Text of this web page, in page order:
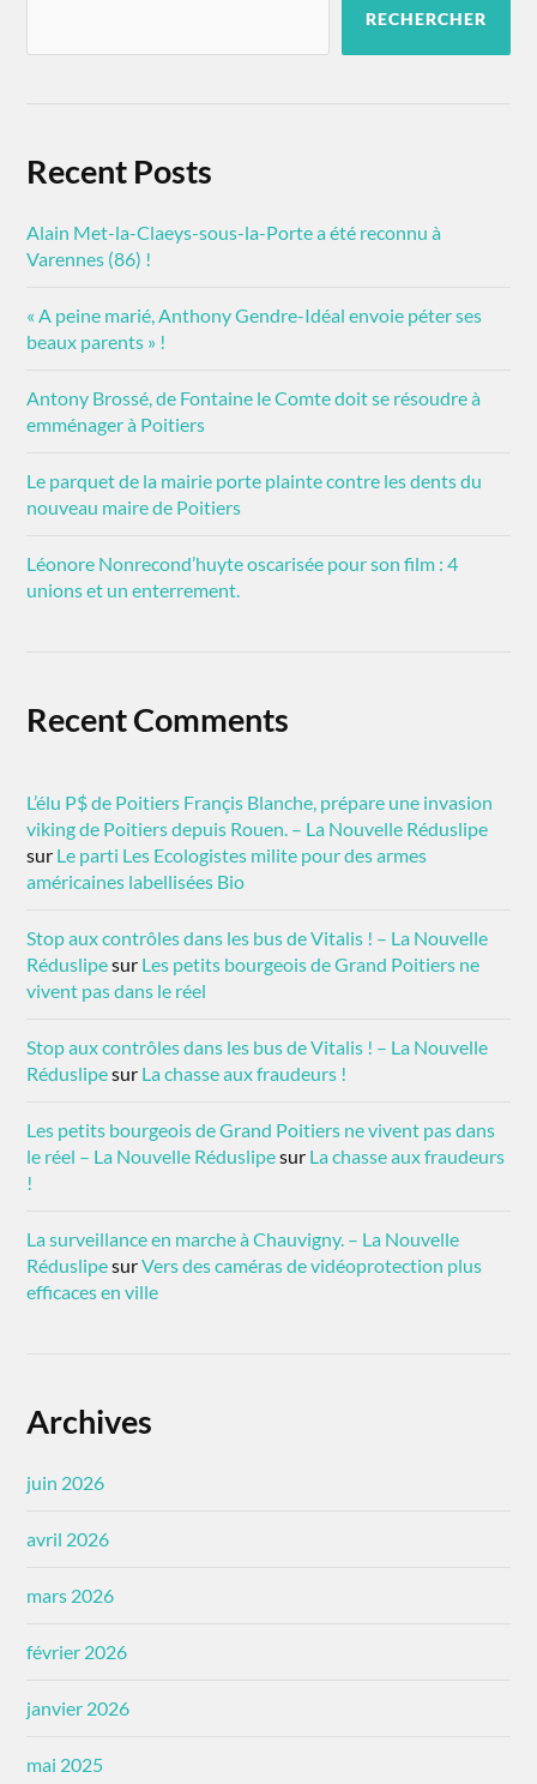
RECHERCHER
Recent Posts
Alain Met-la-Claeys-sous-la-Porte a été reconnu à
Varennes (86) !
« A peine marié, Anthony Gendre-Idéal envoie péter ses
beaux parents » !
Antony Brossé, de Fontaine le Comte doit se résoudre à
emménager à Poitiers
Le parquet de la mairie porte plainte contre les dents du
nouveau maire de Poitiers
Léonore Nonrecond’huyte oscarisée pour son film : 4
unions et un enterrement.
Recent Comments
L’élu P$ de Poitiers Françis Blanche, prépare une invasion
viking de Poitiers depuis Rouen. – La Nouvelle Réduslipe
sur Le parti Les Ecologistes milite pour des armes
américaines labellisées Bio
Stop aux contrôles dans les bus de Vitalis ! – La Nouvelle
Réduslipesur Les petits bourgeois de Grand Poitiers ne
vivent pas dans le réel
Stop aux contrôles dans les bus de Vitalis ! – La Nouvelle
Réduslipesur La chasse aux fraudeurs !
Les petits bourgeois de Grand Poitiers ne vivent pas dans
le réel – La Nouvelle Réduslipesur La chasse aux fraudeurs
!
La surveillance en marche à Chauvigny. – La Nouvelle
RéduslipesurVers des caméras de vidéoprotection plus
efficaces en ville
Archives
juin 2026
avril 2026
mars 2026
février 2026
janvier 2026
mai 2025